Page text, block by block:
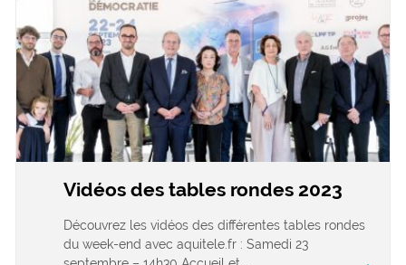
Vidéos des tables rondes 2023
Découvrez les vidéos des différentes tables rondes
du week-end avec aquitele.fr : Samedi 23